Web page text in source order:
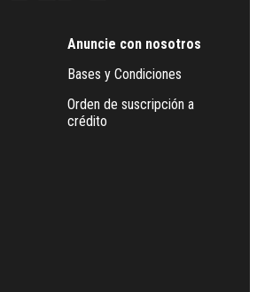
Anuncie con nosotros
Bases y Condiciones
Orden de suscripción a
crédito